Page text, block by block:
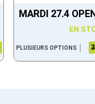
MARDI 27.4
EN
PLUSIEURS OPTIONS